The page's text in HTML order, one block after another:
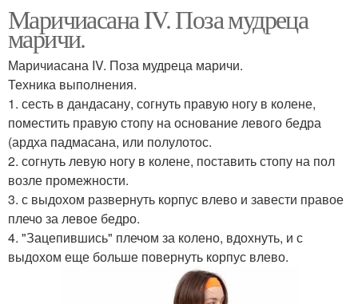
Маричиасана IV. Поза мудреца
маричи.
Маричиасана IV. Поза мудреца маричи.
Техника выполнения.
1. сесть в дандасану, согнуть правую ногу в колене,
поместить правую стопу на основание левого бедра
(ардха падмасана, или полулотос.
2. согнуть левую ногу в колене, поставить стопу на пол
возле промежности.
3. с выдохом развернуть корпус влево и завести правое
плечо за левое бедро.
4. "Зацепившись" плечом за колено, вдохнуть, и с
выдохом еще больше повернуть корпус влево.